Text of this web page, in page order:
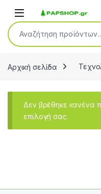
Open
Αναζήτηση για:
Αρχική σελίδα
Δεν βρέθηκε κανένα
επιλογή σας.